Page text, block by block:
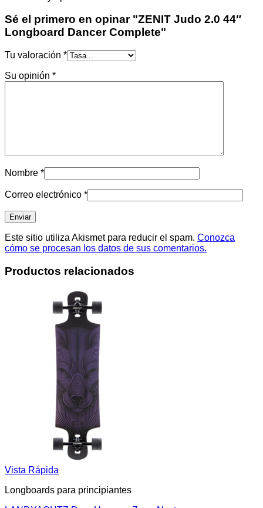
Sé el primero en opinar "ZENIT Judo 2.0 44″
Longboard Dancer Complete"
Tu valoración *
Su opinión *
Nombre *
Correo electrónico *
Este sitio utiliza Akismet para reducir el spam. Conozca
cómo se procesan los datos de sus comentarios.
Productos relacionados
Vista Rápida
Longboards para principiantes